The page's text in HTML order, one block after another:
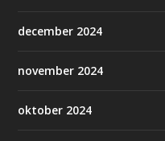
december 2024
november 2024
oktober 2024